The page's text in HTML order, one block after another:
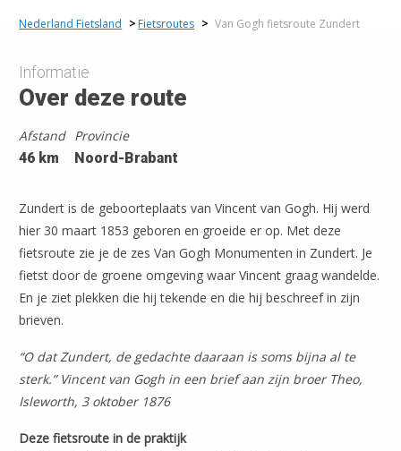
Nederland Fietsland > Fietsroutes > Van Gogh fietsroute Zundert
Informatie
Over deze route
Afstand
46 km
Provincie
Noord-Brabant
Zundert is de geboorteplaats van Vincent van Gogh. Hij werd
hier 30 maart 1853 geboren en groeide er op. Met deze
fietsroute zie je de zes Van Gogh Monumenten in Zundert. Je
fietst door de groene omgeving waar Vincent graag wandelde.
En je ziet plekken die hij tekende en die hij beschreef in zijn
brieven.
“O dat Zundert, de gedachte daaraan is soms bijna al te
sterk.” Vincent van Gogh in een brief aan zijn broer Theo,
Isleworth, 3 oktober 1876
Deze fietsroute in de praktijk